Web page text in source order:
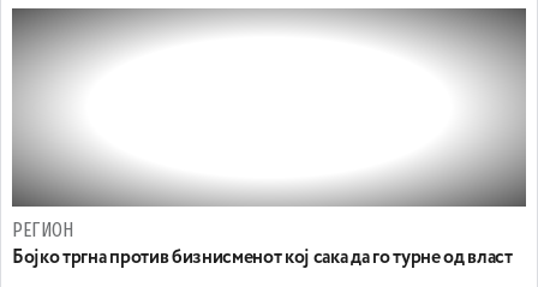
РЕГИОН
Бојко тргна против бизнисменот кој сака да го турне од власт